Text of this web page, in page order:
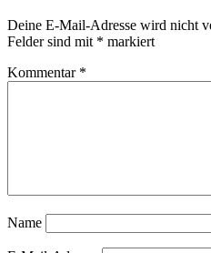
Deine E-Mail-Adresse wird nicht
Felder sind mit * markiert
Kommentar *
Name